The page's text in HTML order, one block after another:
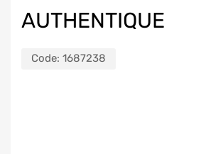
AUTHENTIQUE
Code: 1687238